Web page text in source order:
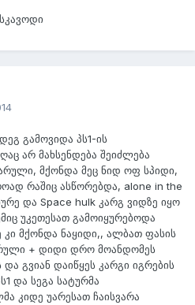
გამოვიდა პს1-ის
არ მახსენდება შეიძლება
მქონდა მეც ნიდ ოფ სპიდი,
რაშიც ასწორებდა, alone in the
და Space hulk კარგ ვიდზე იყო
უკეთესათ გამოიყურებოდა
კი მქონდა ნაყიდი,, ალბათ ფასის
+ დიდი დრო მოანდომეს
და გვიან დაიწყეს კარგი იგრების
და სეგა სატურმა
კიდე უარესათ ჩაისვარა